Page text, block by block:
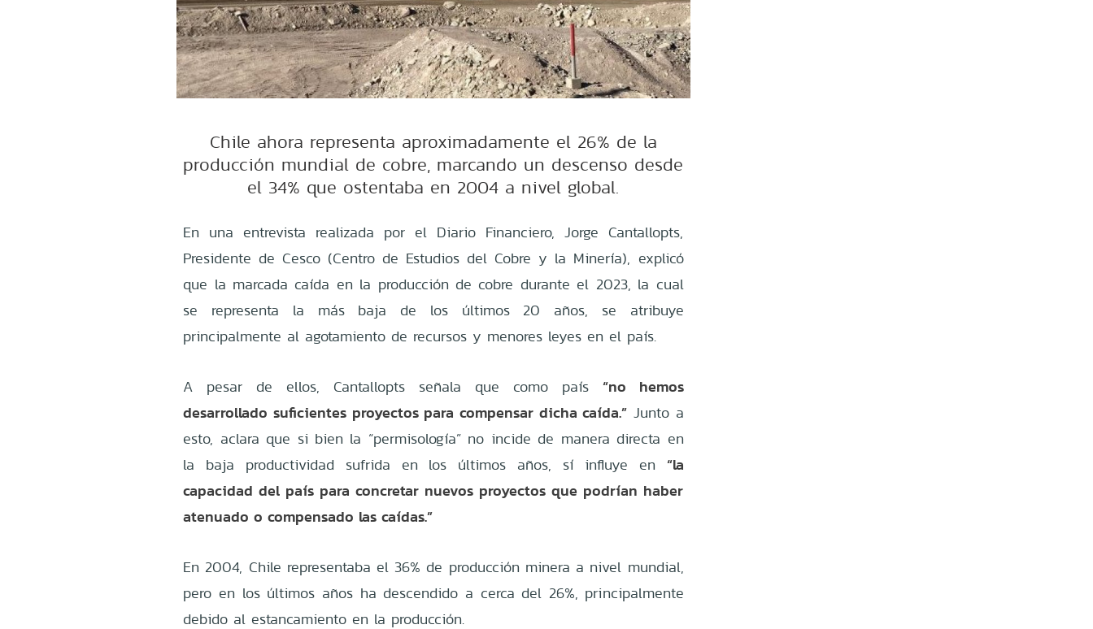
Chile ahora representa aproximadamente el 26% de la
producción mundial de cobre, marcando un descenso desde
el 34% que ostentaba en 2004 a nivel global.
En una entrevista realizada por el Diario Financiero, Jorge Cantallopts,
Presidente de Cesco (Centro de Estudios del Cobre y la Minería), explicó
que la marcada caída en la producción de cobre durante el 2023, la cual
se representa la más baja de los últimos 20 años, se atribuye
principalmente al agotamiento de recursos y menores leyes en el país.
A pesar de ellos, Cantallopts señala que como país “no hemos
desarrollado suficientes proyectos para compensar dicha caída.” Junto a
esto, aclara que si bien la “permisología” no incide de manera directa en
la baja productividad sufrida en los últimos años, sí influye en “la
capacidad del país para concretar nuevos proyectos que podrían haber
atenuado o compensado las caídas.”
En 2004, Chile representaba el 36% de producción minera a nivel mundial,
pero en los últimos años ha descendido a cerca del 26%, principalmente
debido al estancamiento en la producción.